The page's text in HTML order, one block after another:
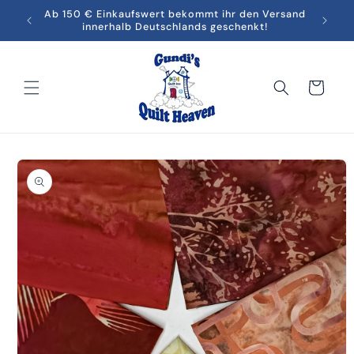
zumAb 150 € Einkaufswert bekommt ihr den Versand
innerhalb Deutschlands geschenkt!
Warenkorb